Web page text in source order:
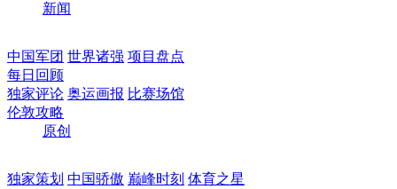
新闻
中国军团 世界诸强 项目盘点
每日回顾
独家评论 奥运画报 比赛场馆
伦敦攻略
原创
独家策划 中国骄傲 巅峰时刻 体育之星